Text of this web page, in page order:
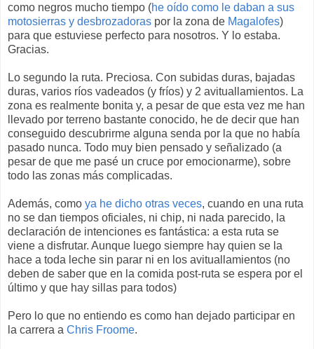
como negros mucho tiempo (he oído como le daban a sus
motosierras y desbrozadoras por la zona de Magalofes)
para que estuviese perfecto para nosotros. Y lo estaba.
Gracias.
Lo segundo la ruta. Preciosa. Con subidas duras, bajadas
duras, varios ríos vadeados (y fríos) y 2 avituallamientos. La
zona es realmente bonita y, a pesar de que esta vez me han
llevado por terreno bastante conocido, he de decir que han
conseguido descubrirme alguna senda por la que no había
pasado nunca. Todo muy bien pensado y señalizado (a
pesar de que me pasé un cruce por emocionarme), sobre
todo las zonas más complicadas.
Además, como ya he dicho otras veces, cuando en una ruta
no se dan tiempos oficiales, ni chip, ni nada parecido, la
declaración de intenciones es fantástica: a esta ruta se
viene a disfrutar. Aunque luego siempre hay quien se la
hace a toda leche sin parar ni en los avituallamientos (no
deben de saber que en la comida post-ruta se espera por el
último y que hay sillas para todos)
Pero lo que no entiendo es como han dejado participar en
la carrera a Chris Froome.